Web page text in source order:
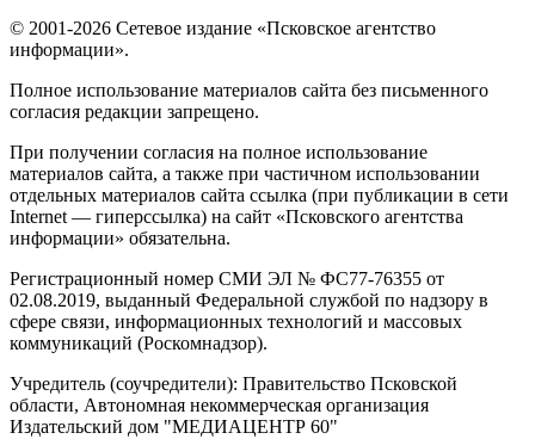
© 2001-2026 Сетевое издание «Псковское агентство
информации».
Полное использование материалов сайта без письменного
согласия редакции запрещено.
При получении согласия на полное использование
материалов сайта, а также при частичном использовании
отдельных материалов сайта ссылка (при публикации в сети
Internet — гиперссылка) на сайт «Псковского агентства
информации» обязательна.
Регистрационный номер СМИ ЭЛ № ФС77-76355 от
02.08.2019, выданный Федеральной службой по надзору в
сфере связи, информационных технологий и массовых
коммуникаций (Роскомнадзор).
Учредитель (соучредители): Правительство Псковской
области, Автономная некоммерческая организация
Издательский дом "МЕДИАЦЕНТР 60"